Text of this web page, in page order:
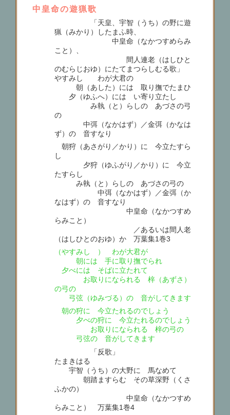
中皇命の遊猟歌
「天皇、宇智（うち）の野に遊
猟（みかり）したまふ時、
中皇命（なかつすめらみ
こと）、
間人連老（はしひと
のむらじおゆ）にたてまつらしむる歌」
やすみしゝ わが大君の
朝（あした）には 取り撫でたまひ
夕（ゆふへ）には い寄り立たしゝ
み執（と）らしの あづさの弓
の
中弭（なかはず）／金弭（かなは
ず）の 音すなり
朝狩（あさがり／かり）に 今立たすら
し
夕狩（ゆふがり／かり）に 今立
たすらし
み執（と）らしの あづさの弓の
中弭（なかはず）／金弭（か
なはず）の 音すなり
中皇命（なかつすめ
らみこと）
／あるいは間人老
（はしひとのおゆ）か 万葉集1巻3
（やすみしゝ） わが大君が
朝には 手に取り撫でられ
夕べには そばに立たれて
お取りになられる 梓（あずさ）
の弓の
弓弦（ゆみづる）の 音がしてきます
朝の狩に 今立たれるのでしょう
夕べの狩に 今立たれるのでしょう
お取りになられる 梓の弓の
弓弦の 音がしてきます
「反歌」
たまきはる
宇智（うち）の大野に 馬なめて
朝踏ますらむ その草深野（くさ
ふかの）
中皇命（なかつすめ
らみこと） 万葉集1巻4